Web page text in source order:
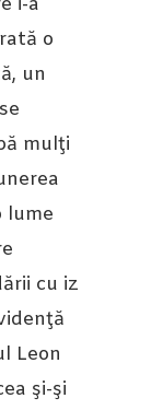
o
un
mulţi
lume
cu iz
Leon
şi-şi